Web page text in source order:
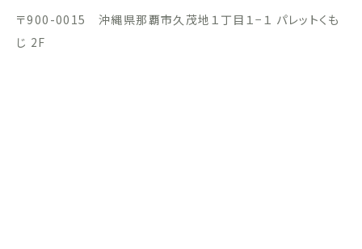
〒900-0015 沖縄県那覇市久茂地１丁目１−１ パレットくも
じ 2F